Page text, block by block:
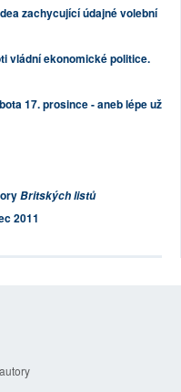
zachycující údajné volební
vládní ekonomické politice.
17. prosince - aneb lépe už
Britských listů
2011